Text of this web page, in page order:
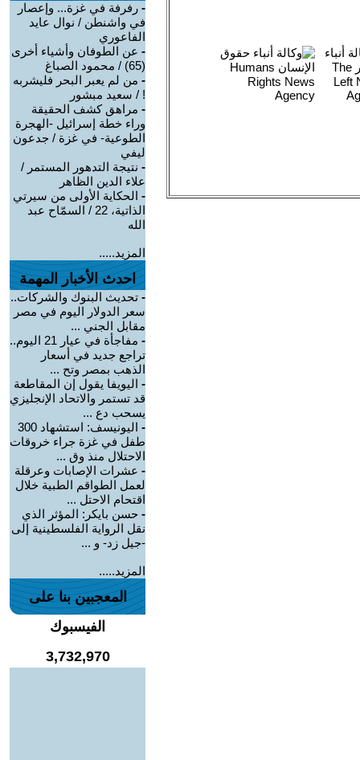
- رفرفة في غزة... وإعصار
في واشنطن / نوال عايد
الفاعوري
- عن الطوفان وأشياء أخرى
(65) / محمود الصباغ
- من لم يعبر البحر فليشربه
! / سعيد مبشور
- مراهق كشف الحقيقة
وراء خطة إسرائيل -الهجرة
الطوعية- في غزة / جدعون
ليفي
- نتيجة التدهور المستمر /
علاء الدين الظاهر
- الحكاية الأولى من سيرتي
الذاتية، 22 / السمّاح عبد
الله
المزيد.....
احدث الأخبار المهمة
- تحديث البنوك والشركات..
سعر الدولار اليوم في مصر
مقابل الجني ...
-
مفاجأة في عيار 21 اليوم..
تراجع جديد في أسعار
الذهب بمصر وتح ...
- اليويفا يقول إن المقاطعة
قد تستمر والاتحاد الإنجليزي
يسحب دع ...
-
اليونيسف: استشهاد 300
طفل في غزة جراء خروقات
الاحتلال منذ وق ...
- عشرات الإصابات وعرقلة
لعمل الطواقم الطبية خلال
اقتحام الاحتل ...
- حسن بايكر: المؤثر الذي
نقل الرواية الفلسطينية إلى
-جيل زد- و ...
المزيد.....
المعجبين بنا على
الفيسبوك
3,732,970